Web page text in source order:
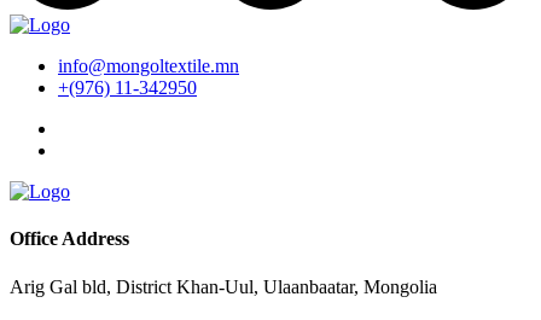
info@mongoltextile.mn
+(976) 11-342950
Office Address
Arig Gal bld, District Khan-Uul, Ulaanbaatar, Mongolia